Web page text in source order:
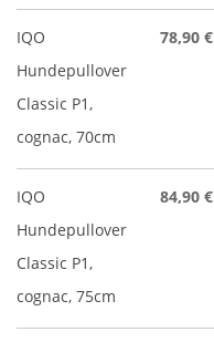
IQO
Hundepullover
Classic P1,
cognac, 70cm
78,90 €
IQO
Hundepullover
Classic P1,
cognac, 75cm
84,90 €